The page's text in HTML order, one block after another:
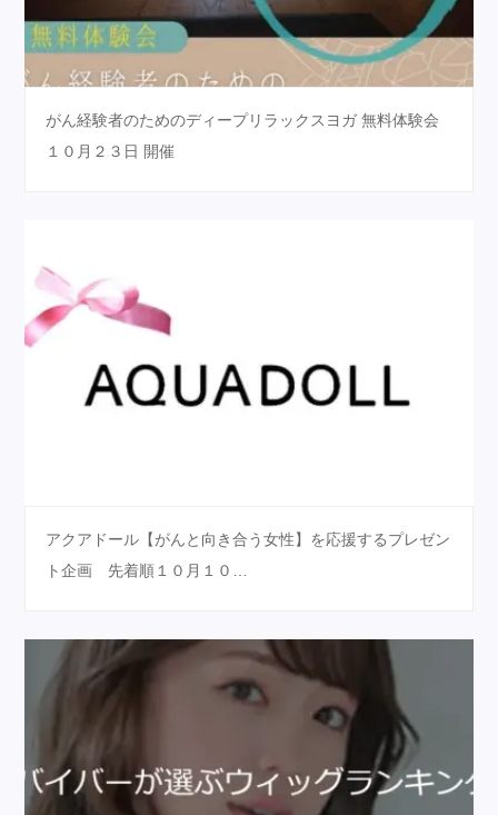
がん経験者のためのディープリラックスヨガ 無料体験会
１０月２３日 開催
アクアドール【がんと向き合う女性】を応援するプレゼン
ト企画 先着順１０月１０…